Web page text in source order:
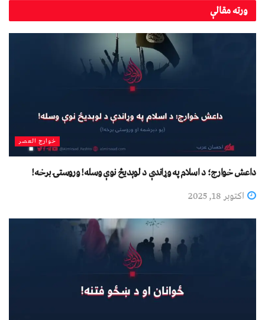
ورتهمقالې
خوارج العصر
داعش خوارج؛ د اسلام په وړاندې د لوېدیځ نوې وسله! وروستۍ برخه!
اکتوبر 18, 2025